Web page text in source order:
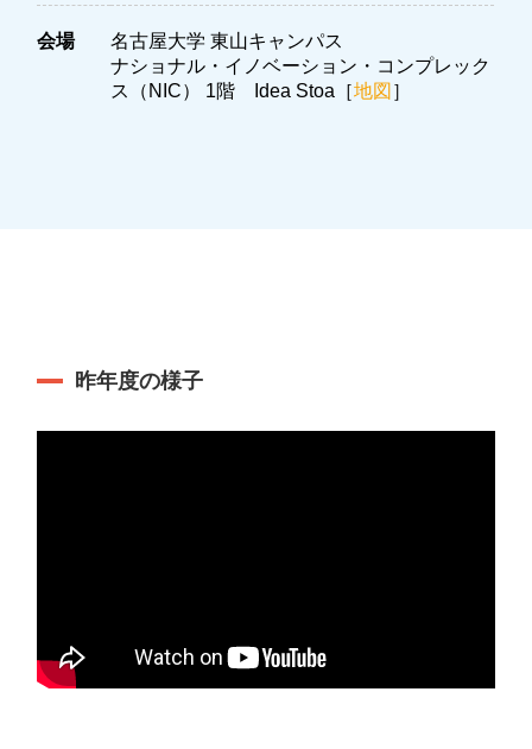
会場
名古屋大学 東山キャンパス
ナショナル・イノベーション・コンプレック
ス（NIC） 1階 Idea Stoa［地図 ］
昨年度の様子